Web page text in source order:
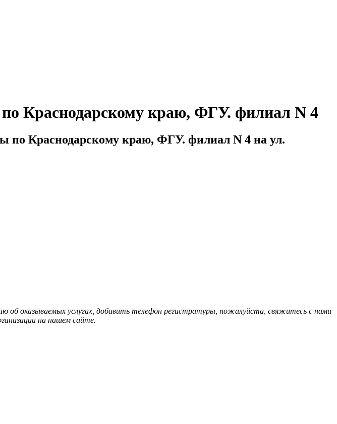
Краснодарскому краю, ФГУ. филиал N 4
по Краснодарскому краю, ФГУ. филиал N 4 на ул.
об оказываемых услугах, добавить телефон регистратуры, пожалуйста, свяжитесь с нами
на нашем сайте.